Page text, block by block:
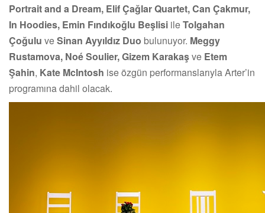
Portrait and a Dream, Elif Çağlar Quartet, Can Çakmur,
In Hoodies, Emin Fındıkoğlu Beşlisi ileTolgahan
Çoğulu veSinan Ayyıldız Duo bulunuyor. Meggy
Rustamova, Noé Soulier, Gizem Karakaşve Etem
Şahin, Kate McIntosh ise özgün performanslarıyla Arter’in
programına dahil olacak.